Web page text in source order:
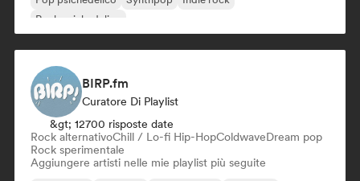
Rock psichedelico
BIRP.fm
Curatore Di Playlist
&gt; 12700 risposte date
Rock alternativoChill / Lo-fi Hip-HopColdwaveDream pop
Rock sperimentale
Aggiungere artisti nelle mie playlist più seguite